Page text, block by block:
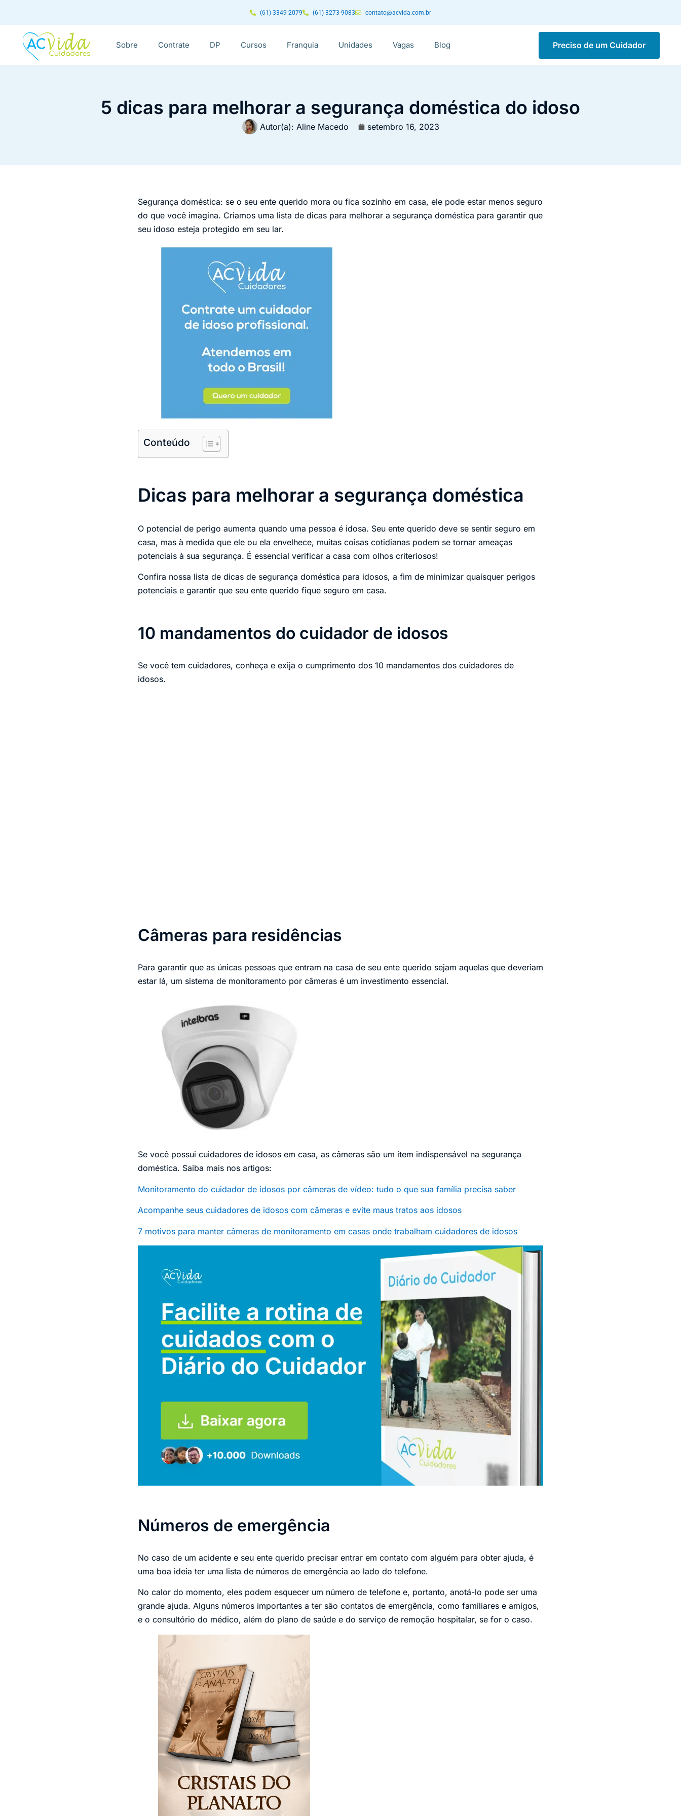
(61) 3349-2079 (61) 3273-9083 contato@acvida.com.br
Sobre Contrate DP Cursos Franquia Unidades Vagas Blog Preciso de um Cuidador
5 dicas para melhorar a segurança doméstica do idoso
Autor(a): Aline Macedo setembro 16, 2023
Segurança doméstica: se o seu ente querido mora ou fica sozinho em casa, ele pode estar menos seguro
do que você imagina. Criamos uma lista de dicas para melhorar a segurança doméstica para garantir que
seu idoso esteja protegido em seu lar.
Conteúdo
Dicas para melhorar a segurança doméstica
O potencial de perigo aumenta quando uma pessoa é idosa. Seu ente querido deve se sentir seguro em
casa, mas à medida que ele ou ela envelhece, muitas coisas cotidianas podem se tornar ameaças
potenciais à sua segurança. É essencial verificar a casa com olhos criteriosos!
Confira nossa lista de dicas de segurança doméstica para idosos, a fim de minimizar quaisquer perigos
potenciais e garantir que seu ente querido fique seguro em casa.
10 mandamentos do cuidador de idosos
Se você tem cuidadores, conheça e exija o cumprimento dos 10 mandamentos dos cuidadores de
idosos.
Câmeras para residências
Para garantir que as únicas pessoas que entram na casa de seu ente querido sejam aquelas que deveriam
estar lá, um sistema de monitoramento por câmeras é um investimento essencial.
Se você possui cuidadores de idosos em casa, as câmeras são um item indispensável na segurança
doméstica. Saiba mais nos artigos:
Monitoramento do cuidador de idosos por câmeras de vídeo: tudo o que sua família precisa saber
Acompanhe seus cuidadores de idosos com câmeras e evite maus tratos aos idosos
7 motivos para manter câmeras de monitoramento em casas onde trabalham cuidadores de idosos
Números de emergência
No caso de um acidente e seu ente querido precisar entrar em contato com alguém para obter ajuda, é
uma boa ideia ter uma lista de números de emergência ao lado do telefone.
No calor do momento, eles podem esquecer um número de telefone e, portanto, anotá-lo pode ser uma
grande ajuda. Alguns números importantes a ter são contatos de emergência, como familiares e amigos,
e o consultório do médico, além do plano de saúde e do serviço de remoção hospitalar, se for o caso.